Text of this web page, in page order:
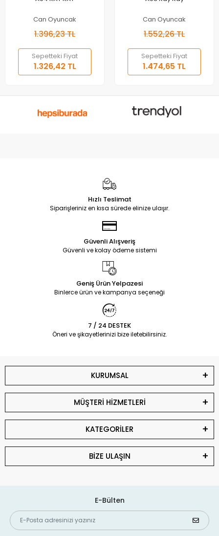
Can Oyuncak
1.396,23 TL
Sepetteki Fiyat
1.326,42 TL
Can Oyuncak
1.552,26 TL
Sepetteki Fiyat
1.474,65 TL
Hızlı Teslimat
Siparişleriniz en kısa sürede elinize ulaşır.
Güvenli Alışveriş
Güvenli ve kolay ödeme sistemi
Geniş Ürün Yelpazesi
Binlerce ürün ve kampanya seçeneği
7 / 24 DESTEK
Öneri ve şikayetlerinizi bize iletebilirsiniz.
KURUMSAL
MÜŞTERİ HİZMETLERİ
KATEGORİLER
BİZE ULAŞIN
E-Bülten